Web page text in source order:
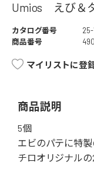
Umios えび＆
カタログ番号
商品番号
マイリストに登
商品説明
5個
エビのパテに特
チロオリジナルの